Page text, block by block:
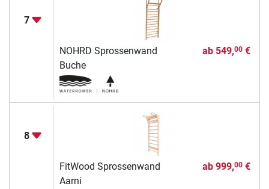
7
NOHRD Sprossenwand
Buche
ab 549,00€
8
FitWood Sprossenwand
Aarni
ab 999,00€